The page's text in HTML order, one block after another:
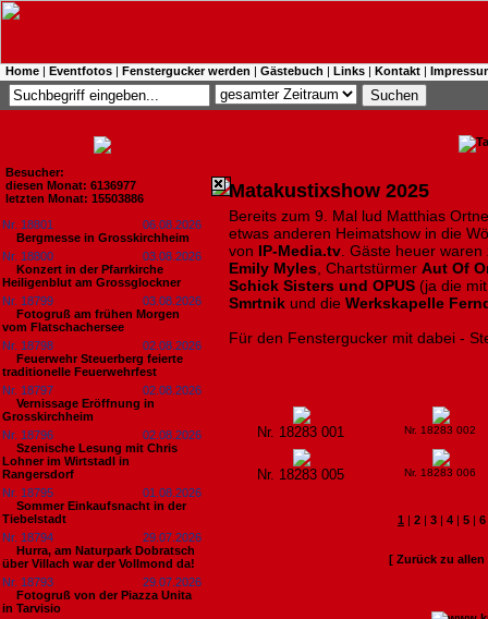
Home | Eventfotos | Fenstergucker werden | Gästebuch | Links | Kontakt |
Besucher:
diesen Monat: 6136977
letzten Monat: 15503886
Nr. 18801
06.08.2026
Bergmesse in Grosskirchheim
Nr. 18800
03.08.2026
Konzert in der Pfarrkirche
Heiligenblut am Grossglockner
Nr. 18799
03.08.2026
Fotogruß am frühen Morgen
vom Flatschachersee
Nr. 18798
02.08.2026
Feuerwehr Steuerberg feierte
traditionelle Feuerwehrfest
Nr. 18797
02.08.2026
Vernissage Eröffnung in
Grosskirchheim
Nr. 18796
02.08.2026
Szenische Lesung mit Chris
Lohner im Wirtstadl in
Rangersdorf
Nr. 18795
01.08.2026
Sommer Einkaufsnacht in der
Tiebelstadt
Nr. 18794
29.07.2026
Hurra, am Naturpark Dobratsch
über Villach war der Vollmond da!
Nr. 18793
29.07.2026
Fotogruß von der Piazza Unita
in Tarvisio
Matakustixshow 2025
Bereits zum 9. Mal lud Matthias
etwas anderen Heimatshow in die
von IP-Media.tv . Gäste heuer
Emily Myles , Chartstürmer Aut Of
Schick Sisters und OPUS (ja die
Smrtnik und die Werkskapelle
Für den Fenstergucker mit dabei -
Nr. 18283 001 Nr. 18283 002
Nr. 18283 005 Nr. 18283 006
1 | 2 | 3 | 4 | 5 | 6
[ Zurück zu